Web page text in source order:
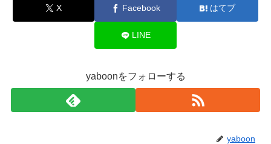
X Facebook はてブ
LINE
yaboonをフォローする
yaboon